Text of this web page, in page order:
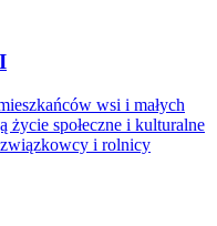
wsi i małych
życie społeczne i kulturalne
i rolnicy